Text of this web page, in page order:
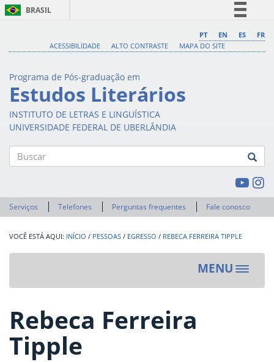
BRASIL
Comunica BR
Acesso à informação
Legislação
PT EN ES
FR
ACESSIBILIDADE
ALTO CONTRASTE MAPA DO SITE
Programa de Pós-graduação em
Estudos Literários
INSTITUTO DE LETRAS E LINGUÍSTICA
UNIVERSIDADE FEDERAL DE UBERLÂNDIA
Serviços Telefones Perguntas frequentes Fale conosco
INÍCIO / PESSOAS / EGRESSO / REBECA FERREIRA TIPPLE
MENU
Toggle
Rebeca Ferreira
Tipple